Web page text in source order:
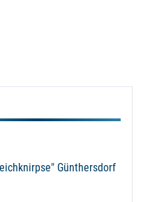
Günthersdorf